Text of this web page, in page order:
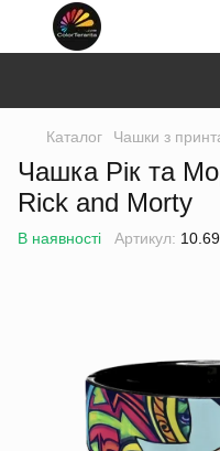
Каталог Чашки з
Чашка Рік та
Rick and Morty
В наявності Артикул: 10.69